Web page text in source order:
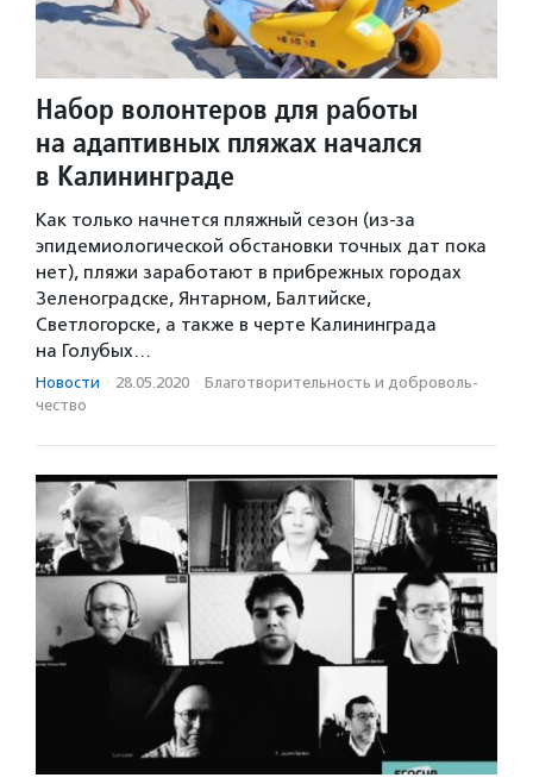
Набор волонтеров для работы
на адаптивных пляжах начался
в Калининграде
Как только начнется пляжный сезон (из-за
эпидемиологической обстановки точных дат пока
нет), пляжи заработают в прибрежных городах
Зеленоградске, Янтарном, Балтийске,
Светлогорске, а также в черте Калининграда
на Голубых…
Новости · 28.05.2020 · Благотвори­тель­ность и доброволь­
чест­во